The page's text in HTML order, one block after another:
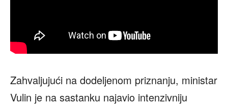
Zahvaljujući na dodeljenom priznanju, ministar
Vulin je na sastanku najavio intenzivniju